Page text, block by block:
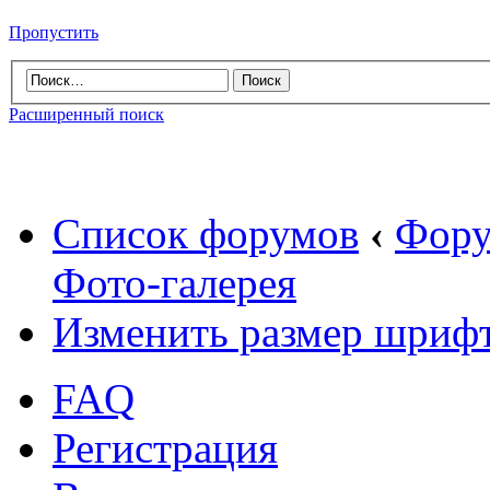
Пропустить
Расширенный поиск
Список форумов ‹
Фото-галерея
Изменить размер
FAQ
Регистрация